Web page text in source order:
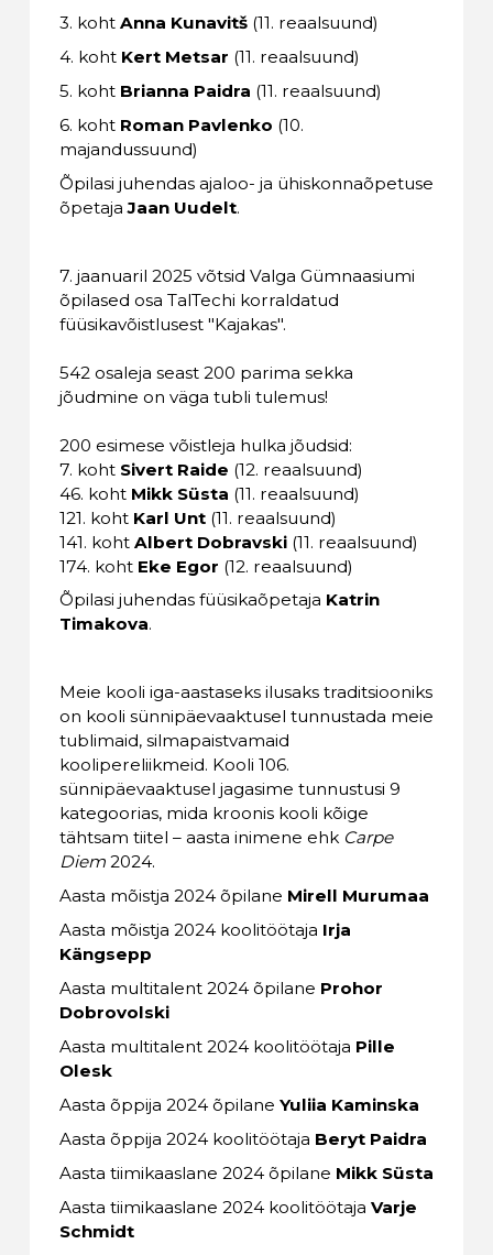
3. koht Anna Kunavitš(11. reaalsuund)
4. koht Kert Metsar (11. reaalsuund)
5. koht Brianna Paidra (11. reaalsuund)
6. koht Roman Pavlenko (10.
majandussuund)
Õpilasi juhendas ajaloo- ja ühiskonnaõpetuse
õpetajaJaan Uudelt.
7. jaanuaril 2025 võtsid Valga Gümnaasiumi
õpilased osa TalTechi korraldatud
füüsikavõistlusest "Kajakas".
542 osaleja seast 200 parima sekka
jõudmine on väga tubli tulemus!
200 esimese võistleja hulka jõudsid:
7. koht Sivert Raide (12. reaalsuund)
46. koht Mikk Süsta (11. reaalsuund)
121. koht Karl Unt(11. reaalsuund)
141. koht Albert Dobravski(11. reaalsuund)
174. koht Eke Egor (12. reaalsuund)
Õpilasi juhendas füüsikaõpetaja Katrin
Timakova.
Meie kooli iga-aastaseks ilusaks traditsiooniks
on kooli sünnipäevaaktusel tunnustada meie
tublimaid, silmapaistvamaid
koolipereliikmeid. Kooli 106.
sünnipäevaaktusel jagasime tunnustusi 9
kategoorias, mida kroonis kooli kõige
tähtsam tiitel – aasta inimene ehk Carpe
Diem2024.
Aasta mõistja 2024 õpilane Mirell Murumaa
Aasta mõistja 2024 koolitöötaja Irja
Kängsepp
Aasta multitalent 2024 õpilane Prohor
Dobrovolski
Aasta multitalent 2024 koolitöötaja Pille
Olesk
Aasta õppija 2024 õpilane Yuliia Kaminska
Aasta õppija 2024 koolitöötaja Beryt Paidra
Aasta tiimikaaslane 2024 õpilane Mikk Süsta
Aasta tiimikaaslane 2024 koolitöötaja Varje
Schmidt